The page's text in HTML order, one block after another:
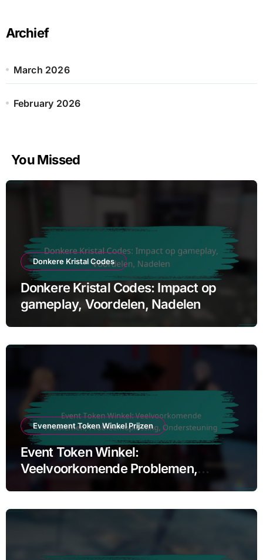
h
f
r
Archief
March 2026
February 2026
You Missed
Donkere Kristal Codes
Donkere Kristal Codes: Impact op
gameplay, Voordelen, Nadelen
Evenement Token Winkel Prijzen
Event Token Winkel:
Veelvoorkomende Problemen,
Probleemoplossing, Ondersteuning